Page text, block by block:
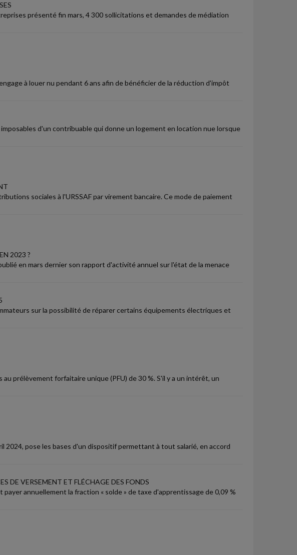
présenté fin mars, 4 300 sollicitations et demandes de médiation
à louer nu pendant 6 ans afin de bénéficier de la réduction d'impôt
d'un contribuable qui donne un logement en location nue lorsque
sociales à l'URSSAF par virement bancaire. Ce mode de paiement
2023 ?
en mars dernier son rapport d'activité annuel sur l'état de la menace
sur la possibilité de réparer certains équipements électriques et
prélèvement forfaitaire unique (PFU) de 30 %. S'il y a un intérêt, un
2024, pose les bases d'un dispositif permettant à tout salarié, en accord
DE VERSEMENT ET FLÉCHAGE DES FONDS
annuellement la fraction « solde » de taxe d'apprentissage de 0,09 %